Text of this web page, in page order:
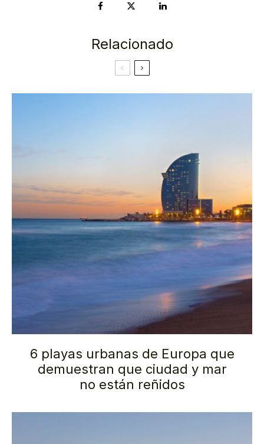
Relacionado
6 playas urbanas de Europa que
demuestran que ciudad y mar
no están reñidos